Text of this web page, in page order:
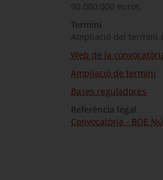
90.000.000 euros.
Termini
Ampliació del termini
Web de la
Ampliació de termini
Bases reguladores
Referència legal
Convocatòria - BOE